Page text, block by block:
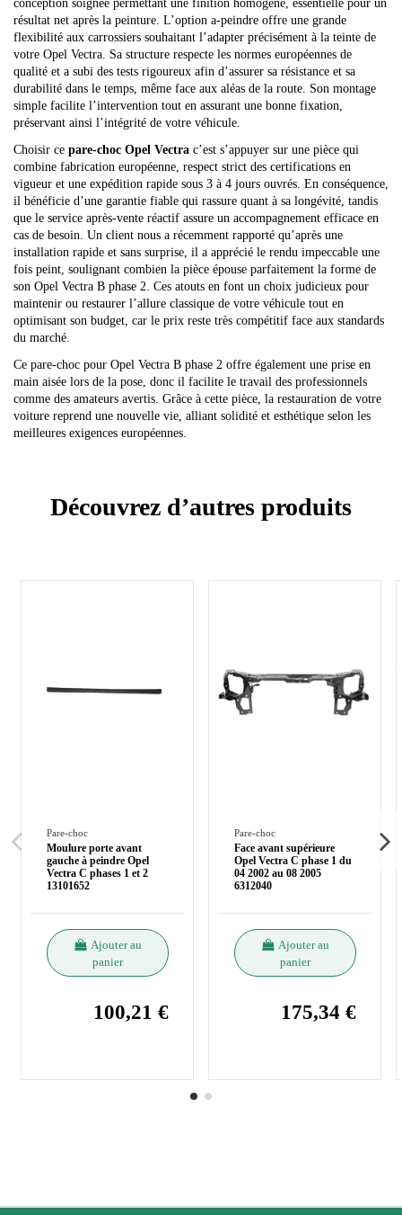
conception soignée permettant une finition homogène, essentielle pour un
résultat net après la peinture. L’option a-peindre offre une grande
flexibilité aux carrossiers souhaitant l’adapter précisément à la teinte de
votre Opel Vectra. Sa structure respecte les normes européennes de
qualité et a subi des tests rigoureux afin d’assurer sa résistance et sa
durabilité dans le temps, même face aux aléas de la route. Son montage
simple facilite l’intervention tout en assurant une bonne fixation,
préservant ainsi l’intégrité de votre véhicule.
Choisir ce pare-choc Opel Vectra c’est s’appuyer sur une pièce qui
combine fabrication européenne, respect strict des certifications en
vigueur et une expédition rapide sous 3 à 4 jours ouvrés. En conséquence,
il bénéficie d’une garantie fiable qui rassure quant à sa longévité, tandis
que le service après-vente réactif assure un accompagnement efficace en
cas de besoin. Un client nous a récemment rapporté qu’après une
installation rapide et sans surprise, il a apprécié le rendu impeccable une
fois peint, soulignant combien la pièce épouse parfaitement la forme de
son Opel Vectra B phase 2. Ces atouts en font un choix judicieux pour
maintenir ou restaurer l’allure classique de votre véhicule tout en
optimisant son budget, car le prix reste très compétitif face aux standards
du marché.
Ce pare-choc pour Opel Vectra B phase 2 offre également une prise en
main aisée lors de la pose, donc il facilite le travail des professionnels
comme des amateurs avertis. Grâce à cette pièce, la restauration de votre
voiture reprend une nouvelle vie, alliant solidité et esthétique selon les
meilleures exigences européennes.
Découvrez d’autres produits
Pare-choc
Moulure porte avant
gauche à peindre Opel
Vectra C phases 1 et 2
13101652
Ajouter au
panier
100,21 €
Pare-choc
Face avant supérieure
Opel Vectra C phase 1 du
04 2002 au 08 2005
6312040
Ajouter au
panier
175,34 €